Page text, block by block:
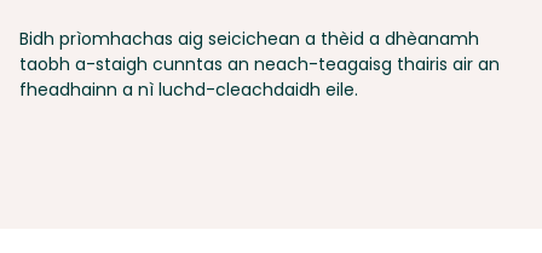
Bidh prìomhachas aig seicichean a thèid a dhèanamh
taobh a-staigh cunntas an neach-teagaisg thairis air an
fheadhainn a nì luchd-cleachdaidh eile.